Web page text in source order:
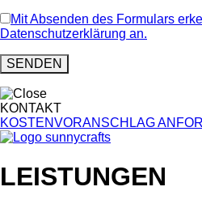
Mit Absenden des Formulars
Datenschutzerklärung an.
KONTAKT
KOSTENVORANSCHLAG
LEISTUNGEN